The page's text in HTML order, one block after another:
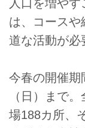
人口を増や
は、コース
道な活動が必
今春の開催期
（日）まで
場188カ所、